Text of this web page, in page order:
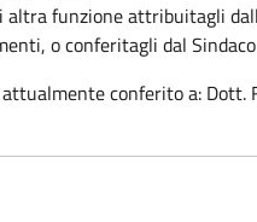
altra funzione attribuitagli
o conferitagli dal
conferito a: Dott.